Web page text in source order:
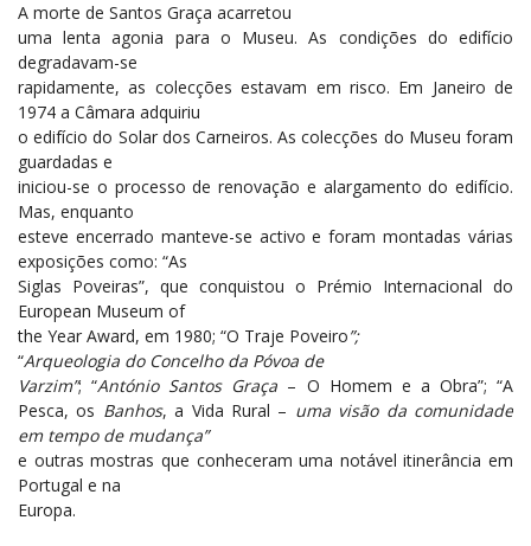
A morte de Santos Graça acarretou
uma lenta agonia para o Museu. As condições do edifício
degradavam-se
rapidamente, as colecções estavam em risco. Em Janeiro de
1974 a Câmara adquiriu
o edifício do Solar dos Carneiros. As colecções do Museu foram
guardadas e
iniciou-se o processo de renovação e alargamento do edifício.
Mas, enquanto
esteve encerrado manteve-se activo e foram montadas várias
exposições como: “As
Siglas Poveiras”, que conquistou o Prémio Internacional do
European Museum of
the Year Award, em 1980; “O Traje Poveiro”;
“Arqueologia do Concelho da Póvoa de
Varzim”; “António Santos Graça – O Homem e a Obra”; “A
Pesca, os Banhos, a Vida Rural – uma visão da comunidade
em tempo de mudança”
e outras mostras que conheceram uma notável itinerância em
Portugal e na
Europa.